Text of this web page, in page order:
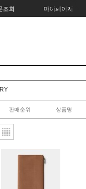
조회 마이페이지
판매순위 상품명